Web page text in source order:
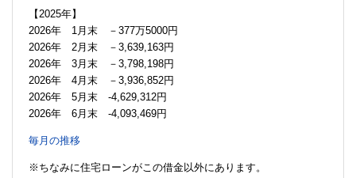
【2025年】
2026年 1月末 －377万5000円
2026年 2月末 －3,639,163円
2026年 3月末 －3,798,198円
2026年 4月末 －3,936,852円
2026年 5月末 -4,629,312円
2026年 6月末 -4,093,469円
毎月の推移
※ちなみに住宅ローンがこの借金以外にあります。